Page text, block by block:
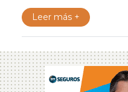
Leer más +